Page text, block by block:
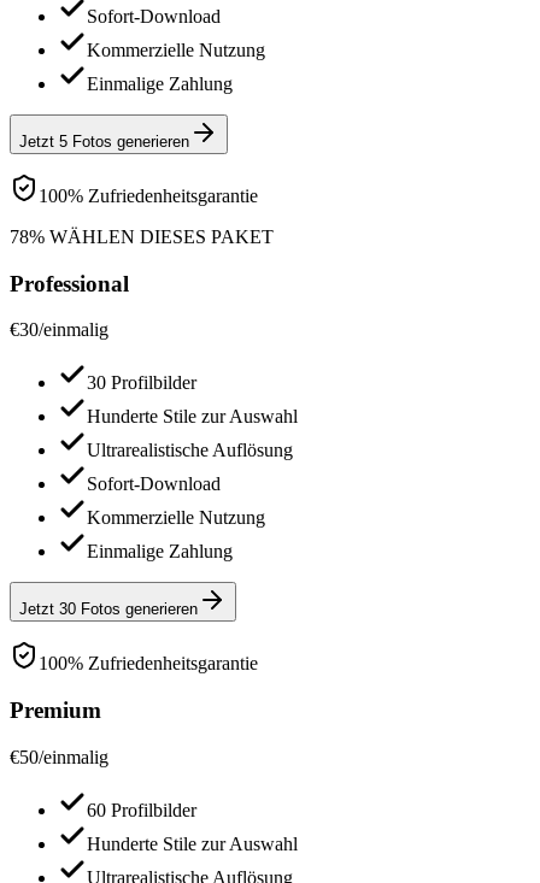
Sofort-Download
Kommerzielle Nutzung
Einmalige Zahlung
Jetzt 5 Fotos generieren
100% Zufriedenheitsgarantie
78% WÄHLEN DIESES PAKET
Professional
€30/einmalig
30 Profilbilder
Hunderte Stile zur Auswahl
Ultrarealistische Auflösung
Sofort-Download
Kommerzielle Nutzung
Einmalige Zahlung
Jetzt 30 Fotos generieren
100% Zufriedenheitsgarantie
Premium
€50/einmalig
60 Profilbilder
Hunderte Stile zur Auswahl
Ultrarealistische Auflösung